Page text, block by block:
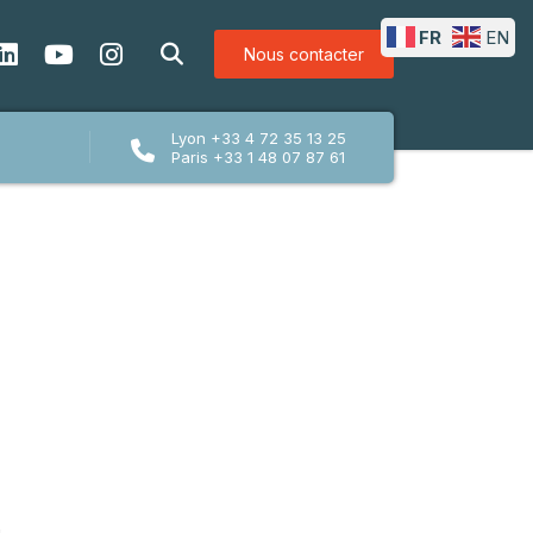
Nous contacter
Lyon +33 4 72 35 13 25
Paris +33 1 48 07 87 61
FR EN